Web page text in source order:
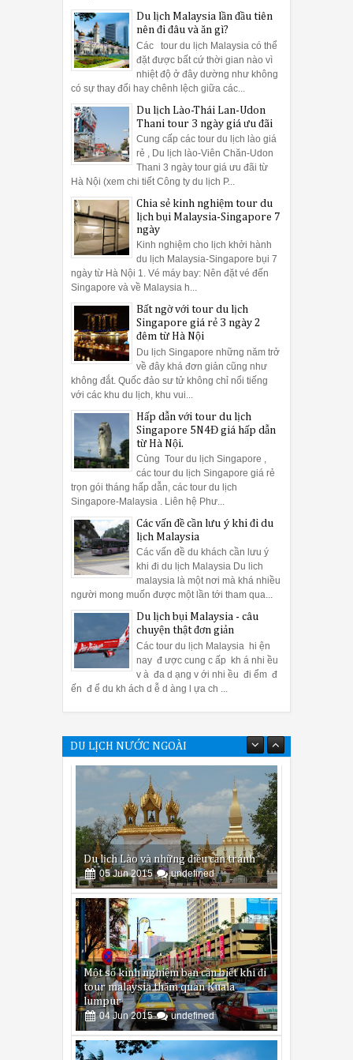
Du lịch Malaysia lần đầu tiên
nên đi đâu và ăn gì?
Các tour du lịch Malaysia có thể
đặt được bất cứ thời gian nào vì
nhiệt độ ở đây dường như không
có sự thay đổi hay chênh lệch giữa các...
Du lịch Lào-Thái Lan-Udon
Thani tour 3 ngày giá ưu đãi
Cung cấp các tour du lịch lào giá
rẻ , Du lịch lào-Viên Chăn-Udon
Thani 3 ngày tour giá ưu đãi từ
Hà Nội (xem chi tiết Công ty du lịch P...
Chia sẻ kinh nghiệm tour du
lịch bụi Malaysia-Singapore 7
ngày
Kinh nghiệm cho lịch khởi hành
du lịch Malaysia-Singapore bụi 7
ngày từ Hà Nội 1. Vé máy bay: Nên đặt vé đến
Singapore và về Malaysia h...
Bất ngờ với tour du lịch
Singapore giá rẻ 3 ngày 2
đêm từ Hà Nội
Du lịch Singapore những năm trở
về đây khá đơn giản cũng như
không đắt. Quốc đảo sư tử không chỉ nổi tiếng
với các khu du lịch, khu vui...
Hấp dẫn với tour du lịch
Singapore 5N4Đ giá hấp dẫn
từ Hà Nội.
Cùng Tour du lịch Singapore ,
các tour du lịch Singapore giá rẻ
trọn gói tháng hấp dẫn, các tour du lịch
Singapore-Malaysia . Liên hệ Phư...
Các vấn đề cần lưu ý khi đi du
lịch Malaysia
Các vấn đề du khách cần lưu ý
khi đi du lịch Malaysia Du lich
malaysia là một nơi mà khá nhiều
người mong muốn được một lần tới tham qua...
Du lịch bụi Malaysia - câu
chuyện thật đơn giản
Các tour du lịch Malaysia hi ện
nay đ ược cung c ấp kh á nhi ều
v à đa d ạng v ới nhi ều đi ểm đ
ến đ ể du kh ách d ễ d àng l ựa ch ...
DU LỊCH NƯỚC NGOÀI
Một số kinh nghiệm bạn cần biết khi đi
tour malaysia thăm quan Kuala
lumpur
04 Jun 2015 undefined
Du lịch Malaysia lần đầu tiên nên đi
đâu và ăn gì?
02 Jun 2015 undefined